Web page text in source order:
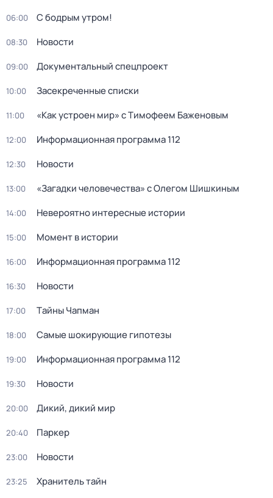
06:00 С бодрым утром!
08:30 Новости
09:00 Документальный спецпроект
10:00 Заcекрeченные списки
11:00 «Как устроен мир» с Тимофеем Баженовым
12:00 Информационная программа 112
12:30 Новости
13:00 «Загадки человечества» с Олегом Шишкиным
14:00 Невероятно интересные истории
15:00 Момент в истории
16:00 Информационная программа 112
16:30 Новости
17:00 Тaйны Чапман
18:00 Самые шoкиpующие гипотезы
19:00 Информационная программа 112
19:30 Новости
20:00 Дикий, дикий мир
20:40 Паркер
23:00 Новости
23:25 Хранитель тайн